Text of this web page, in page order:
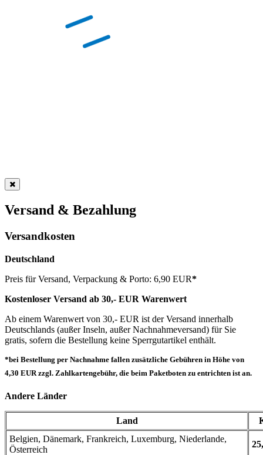
Versand & Bezahlung
Versandkosten
Deutschland
Preis für Versand, Verpackung & Porto: 6,90 EUR*
Kostenloser Versand ab 30,- EUR Warenwert
Ab einem Warenwert von 30,- EUR ist der Versand innerhalb
Deutschlands (außer Inseln, außer Nachnahmeversand) für Sie
gratis, sofern die Bestellung keine Sperrgutartikel enthält.
*bei Bestellung per Nachnahme fallen zusätzliche Gebühren in Höhe von
4,30 EUR zzgl. Zahlkartengebühr, die beim Paketboten zu entrichten ist an.
Andere Länder
Land
Belgien, Dänemark, Frankreich, Luxemburg, Niederlande,
Österreich